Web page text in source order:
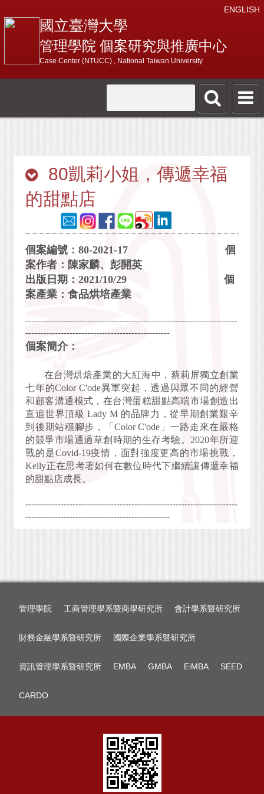
ENGLISH
國立臺灣大學
管理學院 個案研究與推廣中心
Case Center (NTUCC) , National Taiwan University
80凱莉小姐，傳遞幸福
的甜點店
個案編號：80-2021-17 個
案作者：陳家麟、彭開英
出版日期：2021/10/29 個
案產業：食品烘培產業
------------------------------------------------------------------------
-------------------------------------------------
個案簡介：
在台灣烘焙產業的大紅海中，蔡莉屏獨立創業
七年的Color C'ode異軍突起，透過與眾不同的經營
和顧客溝通模式，在台灣蛋糕甜點高端市場創造出
直追世界頂級Lady M 的品牌力，從早期創業艱辛
到後期站穩腳步，「 Color C'ode 」一路走來在嚴格
的競爭市場通過草創時期的生存考驗。2020年所迎
戰的是Covid-19疫情，面對強度更高的市場挑戰，
Kelly正在思考著如何在數位時代下繼續讓傳遞幸福
的甜點店成長。
------------------------------------------------------------------------
-------------------------------------------------
管理學院 工商管理學系暨商學研究所 會計學系暨研究所
財務金融學系暨研究所 國際企業學系暨研究所
資訊管理學系暨研究所 EMBA GMBA EiMBA SEED
CARDO